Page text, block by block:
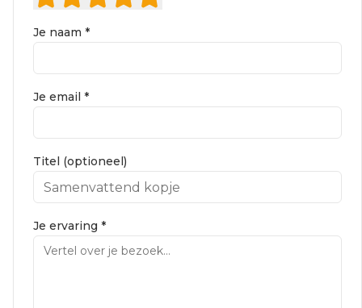
Je naam *
Je email *
Titel (optioneel)
Je ervaring *